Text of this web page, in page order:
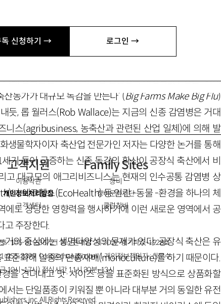
독 신청하기 → 로그인 →
거대 농축산업과 바이러스성 전염병의 지정학』(구정은·이지
산농가가 대규모 독감을 만든다’ (Big Farms Make Big Flu)
듯, 롭 월러스(Rob Wallace)는 지금의 신종 감염병은 거대
니스(agribusiness, 농축산과 관련된 산업 일체)에 의해 발
생물학자이자 축산업 전문가인 저자는 다양한 논거를 통해
기 들어 급증하는 신종 독감의 확산이 공장식 축산에서 비
고 대규모의 애그리비즈니스는 현재의 인수공통 감염병 상
나 에코헬스(EcoHealth) 등 인간 -동물 -환경을 하나의 체
도 상당한 영향력을 행사하기에 이런 새로운 영역에서 공
고 주장한다.
의 중심에는 생명다양성의 문제가 있다. 공장식 축산은 유
표준화해 일종의 단종재배(monoculture)를 하기 때문이다.
을 견뎌내고 맛·사이즈 등을 표준화된 방식으로 상품화할
서는 단일품종이 키워질 뿐 아니라 대부분 거의 동일한 유전
고객지원
이용약관
개인정보처리방침
고객센터
Family Sites
창비
창비문화재단
클럽창비
: 105-81-63672ㅣ통신판매업 : 제 2009-경기파주-1928호
955-3399 ㅣcnc@changbi.comㅣ개인정보책임자 : 신문수
10시~17시), 점심시간 11시 30분~13시
inc. All Rights Reserved.